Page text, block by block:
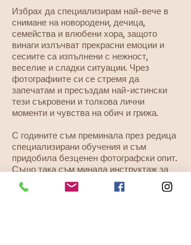
Избрах да специализирам най-вече в
снимане на новородени, дечица,
семейства и влюбени хора, защото
винаги излъчват прекрасни емоции и
сесиите са изпълнени с нежност,
веселие и сладки ситуации. Чрез
фотографиите си се стремя да
запечатам и пресъздам най-истински
тези съкровени и толкова лични
моменти и чувства на обич и грижа.
С годините съм преминала през редица
специализирани обучения и съм
придобила безценен фотографски опит.
Също така съм минала инструктаж за
безопасност при работа с новородени и
първа помощ при инциденти с бебета и